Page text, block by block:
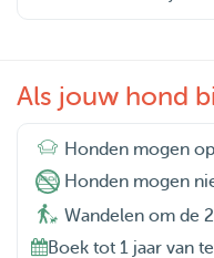
Als jouw hond
Honden mogen
Honden mogen
Wandelen om de
Boek tot 1 jaar van